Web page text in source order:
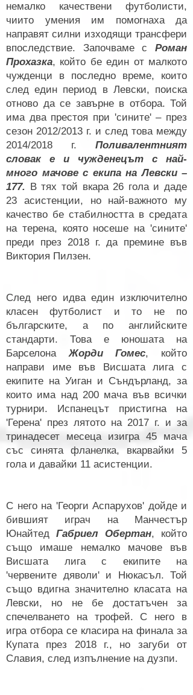
немалко качествени футболисти,
чиито умения им помогнаха да
направят силни изходящи трансфери
впоследствие. Започваме с Роман
Прохазка, който бе един от малкото
чужденци в последно време, които
след един период в Левски, поиска
отново да се завърне в отбора. Той
има два престоя при 'сините'– през
сезон 2012/2013 г. и след това между
2014/2018 г. Поливалентният
словак е и чужденецът с най-
много мачове с екипа на Левски –
177. В тях той вкара 26 гола и даде
23 асистенции, но най-важното му
качество бе стабилността в средата
на терена, която носеше на 'сините'
преди през 2018 г. да премине във
Виктория Пилзен.
След него идва един изключително
класен футболист и то не по
българските, а по английските
стандарти. Това е юношата на
БарселонаЖорди Гомес, който
направи име във Висшата лига с
екипите на Уиган и Съндърланд, за
които има над 200 мача във всички
турнири. Испанецът пристигна на
'Герена' през лятото на 2017 г. и за
тринадесет месеца изигра 45 мача
със синята фланелка, вкарвайки 5
гола и давайки 11 асистенции.
С него на 'Георги Аспарухов' дойде и
бившият играч на Манчестър
Юнайтед Габриел Обертан, който
също имаше немалко мачове във
Висшата лига с екипите на
'червените дяволи' и Нюкасъл. Той
също вдигна значително класата на
Левски, но не бе достатъчен за
спечелването на трофей. С него в
игра отбора се класира на финала за
Купата през 2018 г., но загуби от
Славия, след изпълнение на дузпи.